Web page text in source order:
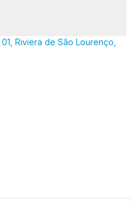
Riviera de São Lourenço,